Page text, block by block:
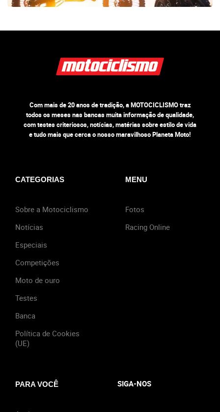
Com mais de 20 anos de tradição, a MOTOCICLISMO traz
todos os meses nas bancas muita informação de qualidade,
com testes criteriosos, notícias, matérias sobre estilo de vida
e tudo mais que cerca o nosso maravilhoso Planeta Moto!
CATEGORIAS
Sobre a Motociclismo
Notícias
Especiais
Competições
Moto de ouro
Testes
Banca
Política de Cookies
(UE)
MENU
Fotos
Racing Online
PARA VOCÊ SIGA-NOS